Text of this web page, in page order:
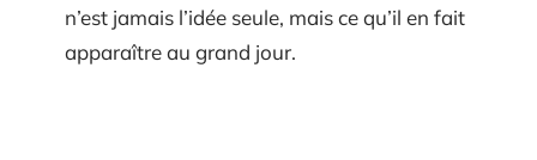
n’est jamais l’idée seule, mais ce qu’il en fait
apparaître au grand jour.